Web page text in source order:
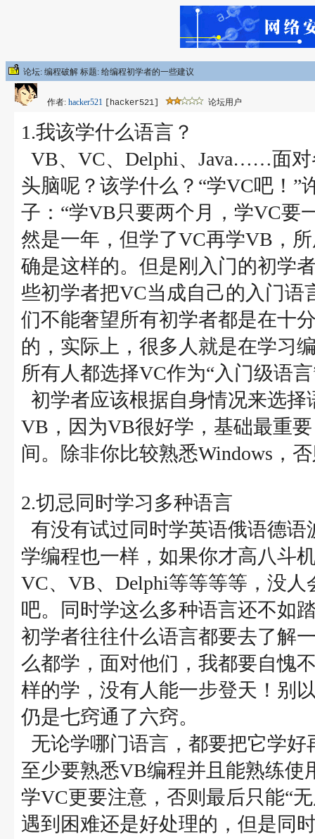
论坛: 编程破解 标题: 给编程初学者的一些建议
作者: hacker521 [hacker521] 论坛用户
1.我该学什么语言？
VB、VC、Delphi、Java……面
头脑呢？该学什么？“学VC吧！
子：“学VB只要两个月，学VC要
然是一年，但学了VC再学VB，
确是这样的。但是刚入门的初学
些初学者把VC当成自己的入门
们不能奢望所有初学者都是在十
的，实际上，很多人就是在学习
所有人都选择VC作为“入门级语
初学者应该根据自身情况来选
VB，因为VB很好学，基础最重
间。除非你比较熟悉Windows，
2.切忌同时学习多种语言
有没有试过同时学英语俄语德
学编程也一样，如果你才高八斗
VC、VB、Delphi等等等等，没
吧。同时学这么多种语言还不如
初学者往往什么语言都要去了解
么都学，面对他们，我都要自愧
样的学，没有人能一步登天！别
仍是七窍通了六窍。
无论学哪门语言，都要把它学
至少要熟悉VB编程并且能熟练使
学VC更要注意，否则最后只能“
遇到困难还是好处理的，但是同